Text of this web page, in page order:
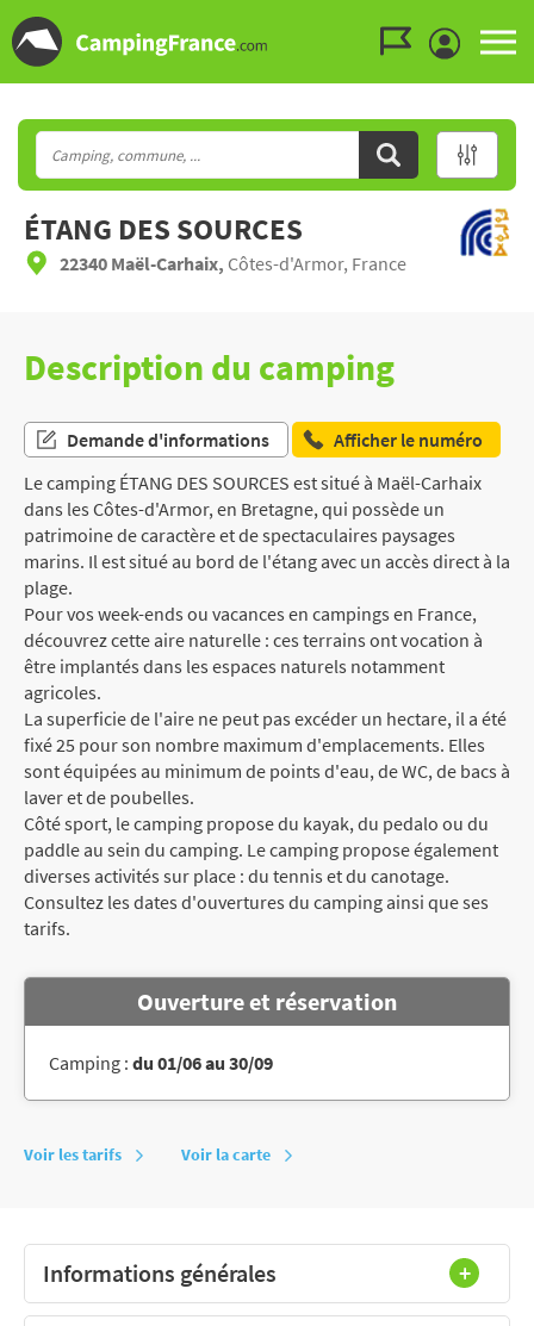
ÉTANG DES SOURCES
22340 Maël-Carhaix, Côtes-d'Armor, France
Description du camping
Demande d'informations
Afficher le numéro
Le camping ÉTANG DES SOURCES est situé à Maël-Carhaix
dans les Côtes-d'Armor, en Bretagne, qui possède un
patrimoine de caractère et de spectaculaires paysages
marins. Il est situé au bord de l'étang avec un accès direct à la
plage.
Pour vos week-ends ou vacances en campings en France,
découvrez cette aire naturelle : ces terrains ont vocation à
être implantés dans les espaces naturels notamment
agricoles.
La superficie de l'aire ne peut pas excéder un hectare, il a été
fixé 25 pour son nombre maximum d'emplacements. Elles
sont équipées au minimum de points d'eau, de WC, de bacs à
laver et de poubelles.
Côté sport, le camping propose du kayak, du pedalo ou du
paddle au sein du camping. Le camping propose également
diverses activités sur place : du tennis et du canotage.
Consultez les dates d'ouvertures du camping ainsi que ses
tarifs.
Ouverture et réservation
Camping : du 01/06 au 30/09
Voir les tarifs Voir la carte
Informations générales